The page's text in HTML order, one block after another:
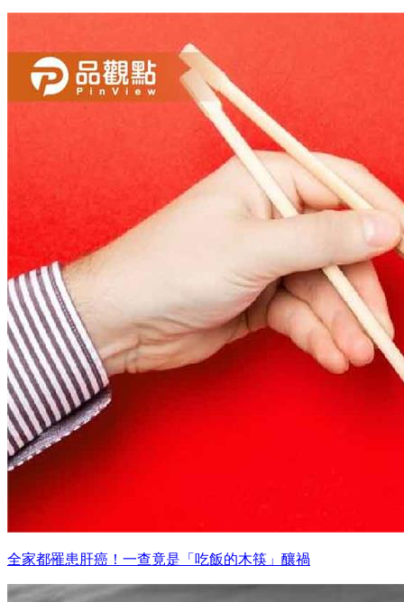
全家都罹患肝癌！一查竟是「吃飯的木筷」釀禍